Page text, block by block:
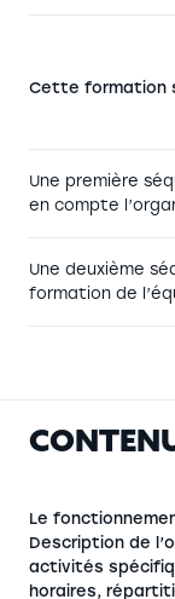
Cette formation
Une première
en compte
Une deuxième
formation de
CONTEN
Le
Description de
activités
horaires,